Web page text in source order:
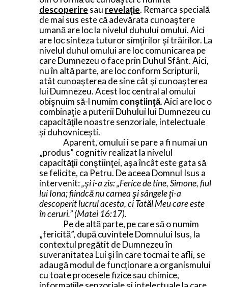
descoperire sau revelaţie. Remarca specială
de mai sus este că adevărata cunoaştere
umană are loc la nivelul duhului omului. Aici
are loc sinteza tuturor simţirilor şi trăirilor. La
nivelul duhul omului are loc comunicarea pe
care Dumnezeu o face prin Duhul Sfânt. Aici,
nu în altă parte, are loc conform Scripturii,
atât cunoaşterea de sine cât şi cunoaşterea
lui Dumnezeu. Acest loc central al omului
obişnuim să-l numim conştiinţă. Aici are loc o
combinaţie a puterii Duhului lui Dumnezeu cu
capacităţile noastre senzoriale, intelectuale
şi duhovniceşti.
Aparent, omului i se pare a fi numai un
„produs” cognitiv realizat la nivelul
capacităţii conştiinţei, aşa încât este gata să
se felicite, ca Petru. De aceea Domnul Isus a
intervenit:„şi i-a zis: „Ferice de tine, Simone, fiul
lui Iona; fiindcă nu carnea şi sângele ţi-a
descoperit lucrul acesta, ci Tatăl Meu care este
în ceruri.” (Matei 16:17).
Pe de altă parte, pe care să o numim
„fericită”, după cuvintele Domnului Isus, la
contextul pregătit de Dumnezeu în
suveranitatea Lui şi în care tocmai te afli, se
adaugă modul de funcţionare a organismului
cu toate procesele fizice sau chimice,